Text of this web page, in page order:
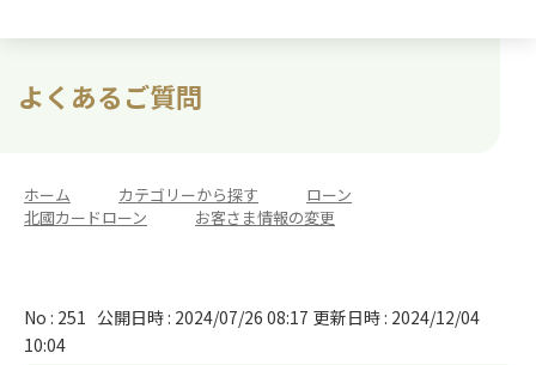
よくあるご質問
ホーム カテゴリーから探す ローン
北國カードローン
お客さま情報の変更
No : 251 公開日時 : 2024/07/26 08:17 更新日時 : 2024/12/04
10:04